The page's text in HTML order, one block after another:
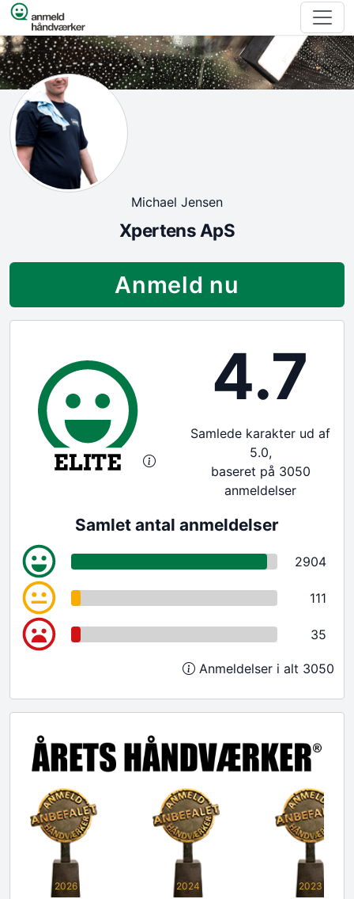
Spring til indhold
Michael Jensen
Xpertens ApS
Anmeld nu
4.7
Samlede karakter ud af
5.0,
baseret på 3050
anmeldelser
Samlet antal anmeldelser
2904
111
35
Anmeldelser i alt 3050
2026 2024 2023